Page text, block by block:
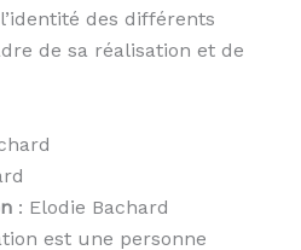
l’identité des différents
de sa réalisation et de
: Elodie Bachard
est une personne